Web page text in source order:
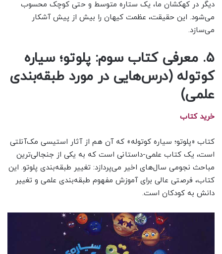
دیگر در کهکشان ما، یک ستاره متوسط و حتی کوچک محسوب
می‌شود. این حقیقت، عظمت کیهان را بیش از پیش آشکار
می‌سازد.
۵. معرفی کتاب سوم: پلوتو؛ سیاره
کوتوله (درس‌هایی در مورد طبقه‌بندی
علمی)
خرید کتاب
کتاب «پلوتو؛ سیاره کوتوله» که آن هم از آثار استیسی مک‌آنلتی
است، یک کتاب علمی-داستانی است که به یکی از جنجالی‌ترین
مباحث نجومی سال‌های اخیر می‌پردازد: تغییر طبقه‌بندی پلوتو. این
کتاب، فرصتی عالی برای آموزش مفهوم طبقه‌بندی علمی و تغییر
دانش به کودکان است.